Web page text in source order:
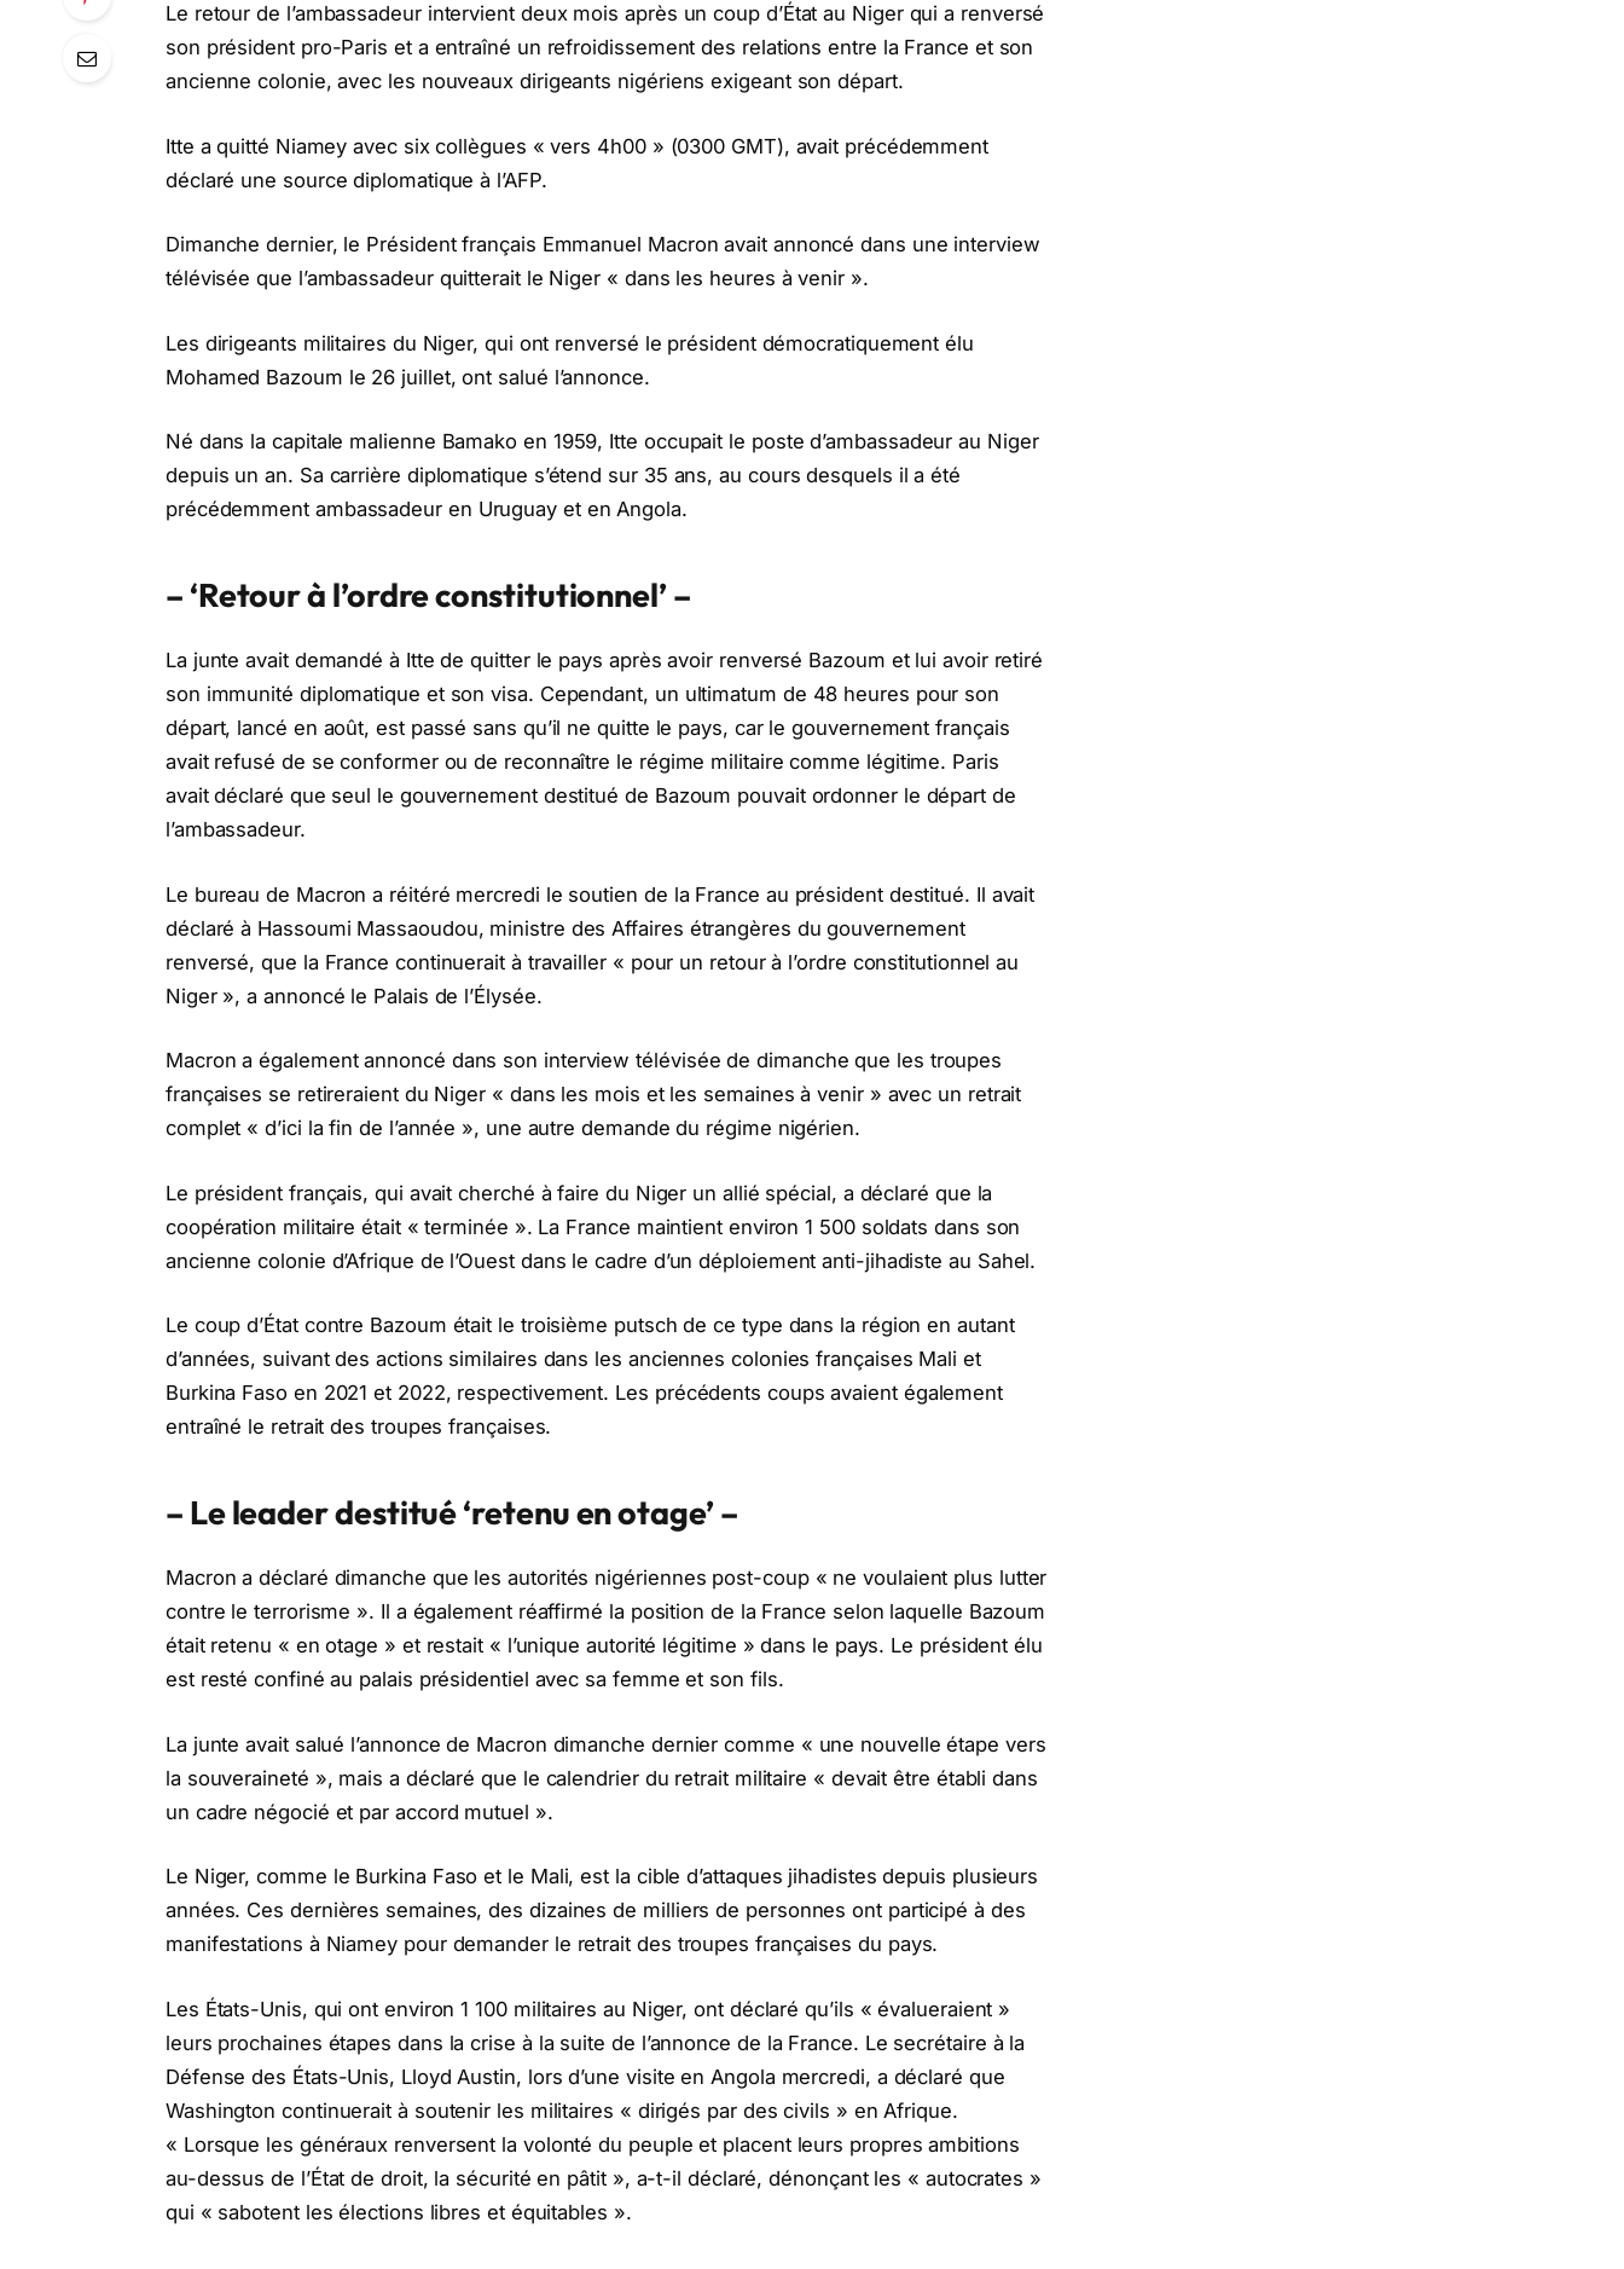
Le retour de l’ambassadeur intervient deux mois après un coup d’État au Niger qui a renversé
son président pro-Paris et a entraîné un refroidissement des relations entre la France et son
ancienne colonie, avec les nouveaux dirigeants nigériens exigeant son départ.
Itte a quitté Niamey avec six collègues « vers 4h00 » (0300 GMT), avait précédemment
déclaré une source diplomatique à l’AFP.
Dimanche dernier, le Président français Emmanuel Macron avait annoncé dans une interview
télévisée que l’ambassadeur quitterait le Niger « dans les heures à venir ».
Les dirigeants militaires du Niger, qui ont renversé le président démocratiquement élu
Mohamed Bazoum le 26 juillet, ont salué l’annonce.
Né dans la capitale malienne Bamako en 1959, Itte occupait le poste d’ambassadeur au Niger
depuis un an. Sa carrière diplomatique s’étend sur 35 ans, au cours desquels il a été
précédemment ambassadeur en Uruguay et en Angola.
– ‘Retour à l’ordre constitutionnel’ –
La junte avait demandé à Itte de quitter le pays après avoir renversé Bazoum et lui avoir retiré
son immunité diplomatique et son visa. Cependant, un ultimatum de 48 heures pour son
départ, lancé en août, est passé sans qu’il ne quitte le pays, car le gouvernement français
avait refusé de se conformer ou de reconnaître le régime militaire comme légitime. Paris
avait déclaré que seul le gouvernement destitué de Bazoum pouvait ordonner le départ de
l’ambassadeur.
Le bureau de Macron a réitéré mercredi le soutien de la France au président destitué. Il avait
déclaré à Hassoumi Massaoudou, ministre des Affaires étrangères du gouvernement
renversé, que la France continuerait à travailler « pour un retour à l’ordre constitutionnel au
Niger », a annoncé le Palais de l’Élysée.
Macron a également annoncé dans son interview télévisée de dimanche que les troupes
françaises se retireraient du Niger « dans les mois et les semaines à venir » avec un retrait
complet « d’ici la fin de l’année », une autre demande du régime nigérien.
Le président français, qui avait cherché à faire du Niger un allié spécial, a déclaré que la
coopération militaire était « terminée ». La France maintient environ 1 500 soldats dans son
ancienne colonie d’Afrique de l’Ouest dans le cadre d’un déploiement anti-jihadiste au Sahel.
Le coup d’État contre Bazoum était le troisième putsch de ce type dans la région en autant
d’années, suivant des actions similaires dans les anciennes colonies françaises Mali et
Burkina Faso en 2021 et 2022, respectivement. Les précédents coups avaient également
entraîné le retrait des troupes françaises.
– Le leader destitué ‘retenu en otage’ –
Macron a déclaré dimanche que les autorités nigériennes post-coup « ne voulaient plus lutter
contre le terrorisme ». Il a également réaffirmé la position de la France selon laquelle Bazoum
était retenu « en otage » et restait « l’unique autorité légitime » dans le pays. Le président élu
est resté confiné au palais présidentiel avec sa femme et son fils.
La junte avait salué l’annonce de Macron dimanche dernier comme « une nouvelle étape vers
la souveraineté », mais a déclaré que le calendrier du retrait militaire « devait être établi dans
un cadre négocié et par accord mutuel ».
Le Niger, comme le Burkina Faso et le Mali, est la cible d’attaques jihadistes depuis plusieurs
années. Ces dernières semaines, des dizaines de milliers de personnes ont participé à des
manifestations à Niamey pour demander le retrait des troupes françaises du pays.
Les États-Unis, qui ont environ 1 100 militaires au Niger, ont déclaré qu’ils « évalueraient »
leurs prochaines étapes dans la crise à la suite de l’annonce de la France. Le secrétaire à la
Défense des États-Unis, Lloyd Austin, lors d’une visite en Angola mercredi, a déclaré que
Washington continuerait à soutenir les militaires « dirigés par des civils » en Afrique.
« Lorsque les généraux renversent la volonté du peuple et placent leurs propres ambitions
au-dessus de l’État de droit, la sécurité en pâtit », a-t-il déclaré, dénonçant les « autocrates »
qui « sabotent les élections libres et équitables ».